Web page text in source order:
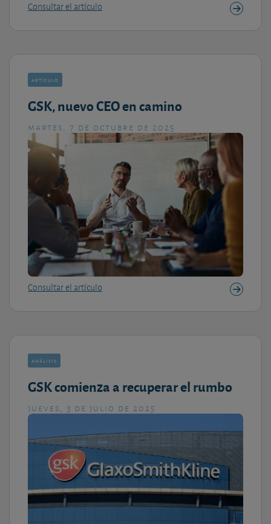
Consultar el artículo
artículo
GSK, nuevo CEO en camino
martes, 7 de octubre de 2025
Consultar el artículo
análisis
GSK comienza a recuperar el rumbo
jueves, 3 de julio de 2025